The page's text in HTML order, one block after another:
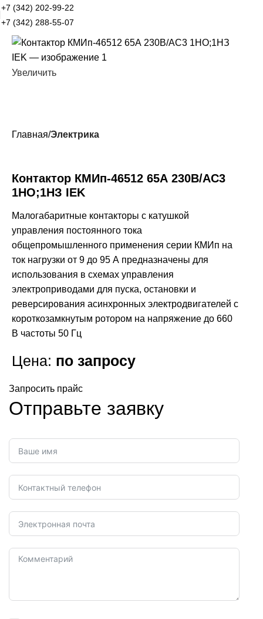
+7 (342) 202-99-22
+7 (342) 288-55-07
Увеличить
Главная Электрика
Контактор КМИп-46512 65А 230В/АС3
1НО;1НЗ IEK
Малогабаритные контакторы с катушкой
управления постоянного тока
общепромышленного применения серии КМИп на
ток нагрузки от 9 до 95 А предназначены для
использования в схемах управления
электроприводами для пуска, остановки и
реверсирования асинхронных электродвигателей с
короткозамкнутым ротором на напряжение до 660
В частоты 50 Гц
Цена: по запросу
Запросить прайс
Отправьте заявку